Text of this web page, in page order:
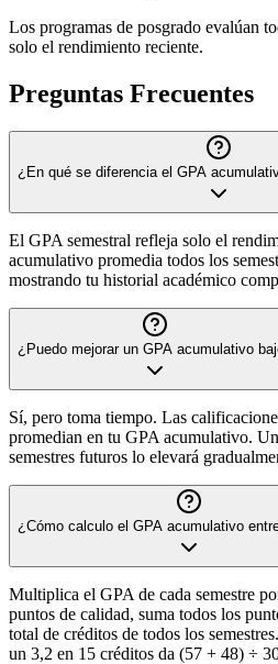
Los programas de posgrado evalúan
solo el rendimiento reciente.
Preguntas Frecuentes
¿En qué se diferencia el GPA
El GPA semestral refleja solo el
acumulativo promedia todos los
mostrando tu historial académico
¿Puedo mejorar un GPA acumulativo
Sí, pero toma tiempo. Las
promedian en tu GPA acumulativo.
semestres futuros lo elevará
¿Cómo calculo el GPA acumulativo
Multiplica el GPA de cada semestre
puntos de calidad, suma todos los
total de créditos de todos los
un 3,2 en 15 créditos da (57 + 48) ÷